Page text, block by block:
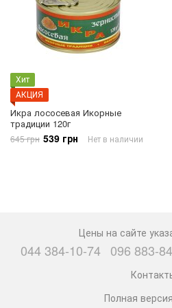
Хит
АКЦИЯ
Икра лососевая Икорные
традиции 120г
645 грн 539 грн Нет в наличии
Цены на сайте
044 384-10-74 096 883-
Полная